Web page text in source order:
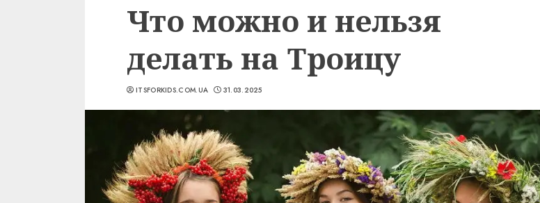
Что можно и нельзя
делать на Троицу
ITSFORKIDS.COM.UA 31.03.2025